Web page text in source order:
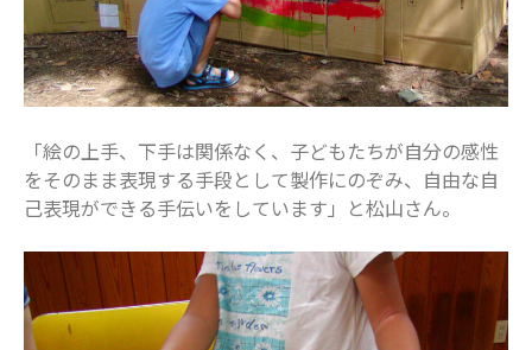
お仕事
イベント
住まい
妊娠・出産
子どもの福祉（発達障がい・知的障が
い）
家事・生活術
病院・医療
美容・ファッション
「絵の上手、下手は関係なく、子どもたちが自分の感性
をそのまま表現する手段として製作にのぞみ、自由な自
己表現ができる手伝いをしています」と松山さん。